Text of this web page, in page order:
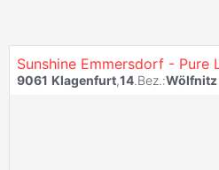
9061 Klagenfurt,14.Bez.:Wölfnitz